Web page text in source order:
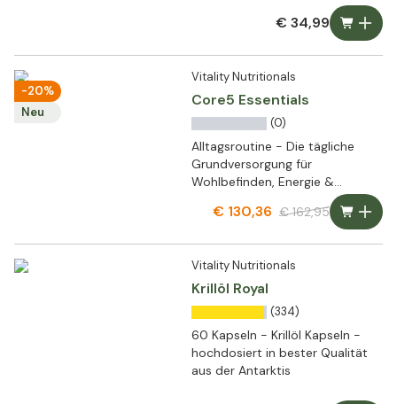
€ 34,99
-20%
Neu
Vitality Nutritionals
Core5 Essentials
(0)
Alltagsroutine - Die tägliche
Grundversorgung für
Wohlbefinden, Energie &
€ 130,36 € 162,95
Vitality Nutritionals
Krillöl Royal
(334)
60 Kapseln - Krillöl Kapseln -
hochdosiert in bester Qualität
aus der Antarktis